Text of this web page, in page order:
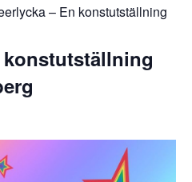
– En konstutställning
konstutställning